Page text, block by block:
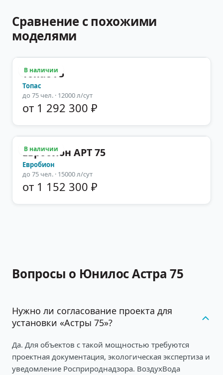
Сравнение с похожими
моделями
В наличии
Топас 75
Топас
до 75 чел. · 12000 л/сут
от 1 292 300 ₽
В наличии
Евробион АРТ 75
Евробион
до 75 чел. · 15000 л/сут
от 1 152 300 ₽
Вопросы о Юнилос Астра 75
Нужно ли согласование проекта для
установки «Астры 75»?
Да. Для объектов с такой мощностью требуются
проектная документация, экологическая экспертиза и
уведомление Росприроднадзора. ВоздухВода